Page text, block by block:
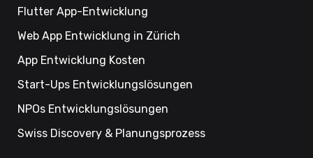
Flutter App-Entwicklung
Web App Entwicklung in Zürich
App Entwicklung Kosten
Start-Ups Entwicklungslösungen
NPOs Entwicklungslösungen
Swiss Discovery & Planungsprozess